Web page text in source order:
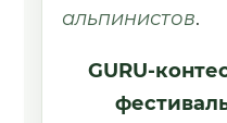
альпинистов.
GURU-